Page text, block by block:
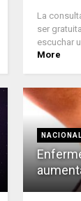
La
ser
escuchar
More